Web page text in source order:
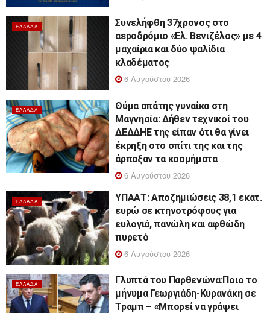
ΕΛΛΆΔΑ
Συνελήφθη 37χρονος στο
αεροδρόμιο «Ελ. Βενιζέλος» με 4
μαχαίρια και δύο ψαλίδια
κλαδέματος
6 Αυγούστου 2026
ΕΛΛΆΔΑ
Θύμα απάτης γυναίκα στη
Μαγνησία: Δήθεν τεχνικοί του
ΔΕΔΔΗΕ της είπαν ότι θα γίνει
έκρηξη στο σπίτι της και της
άρπαξαν τα κοσμήματα
6 Αυγούστου 2026
ΕΛΛΆΔΑ
ΥΠΑΑΤ: Αποζημιώσεις 38,1 εκατ.
ευρώ σε κτηνοτρόφους για
ευλογιά, πανώλη και αφθώδη
πυρετό
6 Αυγούστου 2026
ΕΛΛΆΔΑ
Γλυπτά του Παρθενώνα:Ποιο το
μήνυμα Γεωργιάδη-Κυρανάκη σε
Τραμπ – «Μπορεί να γράψει